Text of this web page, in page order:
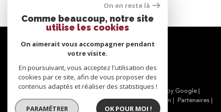
connecter
espace propriétaire
© 2026 | Tous droits réservés | Traduction powered by Google |
Nos honoraires
Plan du site Mentions légales Admin
Partenaires
Politique RGPD
Cookies
On en reste là
Comme beaucoup, notre site
utilise les cookies
On aimerait vous accompagner pendant
votre visite.
En poursuivant, vous acceptez l'utilisation des
cookies par ce site, afin de vous proposer des
contenus adaptés et réaliser des statistiques !
PARAMÉTRER OK POUR MOI !